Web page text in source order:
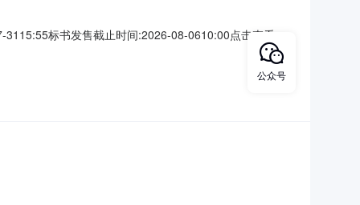
标书发售截止时间:2026-08-0610:00点击查看公
公众号